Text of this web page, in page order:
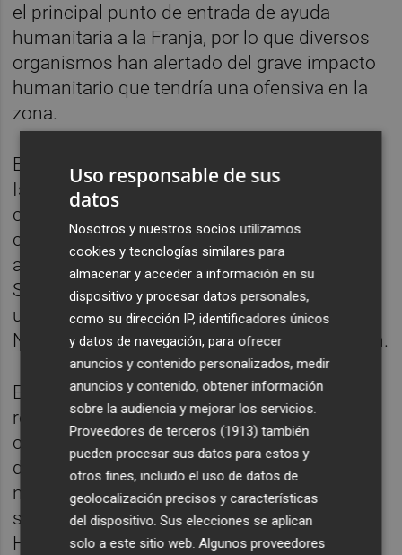
el principal punto de entrada de ayuda
humanitaria a la Franja, por lo que diversos
organismos han alertado del grave impacto
humanitario que tendría una ofensiva en la
zona.
Este pasado sábado, mientras aliados de
Israel, como Alemania, avisaban de la
catastrófica tragedia que podría ocurrir en la
ciudad si entra el Ejército israelí, países
afines a la causa palestina como Arabia
Saudí o Jordania han pedido una reunión
urgente del Consejo de Seguridad de
Naciones Unidas sobre esta futura incursión.
El primer ministro, en este sentido, ha
rechazado los llamamientos internacionales
contra este despliegue. "Aquellos que nos
dicen que no podemos entrar en Rafá bajo
ninguna circunstancia nos están diciendo
simplemente que perdamos la guerra y que
Hamás se quede allí", ha respondido el
Uso responsable de sus
datos
Nosotros y nuestros socios utilizamos
cookies y tecnologías similares para
almacenar y acceder a información en su
dispositivo y procesar datos personales,
como su dirección IP, identificadores únicos
y datos de navegación, para ofrecer
anuncios y contenido personalizados, medir
anuncios y contenido, obtener información
sobre la audiencia y mejorar los servicios.
Proveedores de terceros (1913) también
pueden procesar sus datos para estos y
otros fines, incluido el uso de datos de
geolocalización precisos y características
del dispositivo. Sus elecciones se aplican
solo a este sitio web. Algunos proveedores